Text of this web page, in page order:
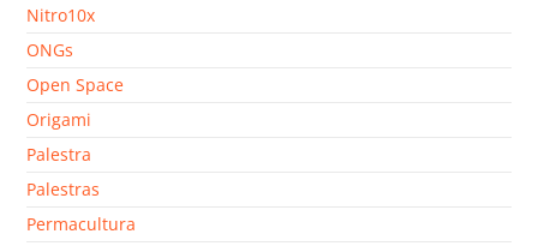
Nitro10x
ONGs
Open Space
Origami
Palestra
Palestras
Permacultura